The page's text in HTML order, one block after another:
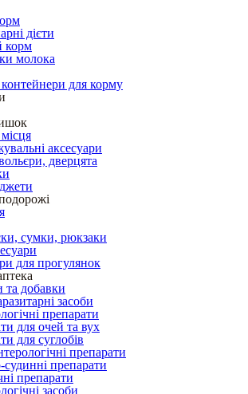
дієти
корм
молока
для корму
аксесуари
дверцята
сумки, рюкзаки
для прогулянок
та добавки
засоби
препарати
для очей та вух
для суглобів
препарати
препарати
препарати
засоби